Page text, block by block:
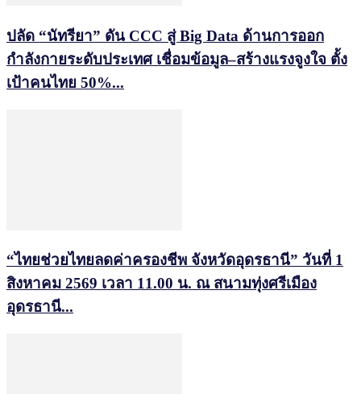
ปลัด “นัทรียา” ดัน CCC สู่ Big Data ด้านการออก
กำลังกายระดับประเทศ เชื่อมข้อมูล–สร้างแรงจูงใจ ตั้ง
เป้าคนไทย 50%...
“ไทยช่วยไทยลดค่าครองชีพ จังหวัดอุดรธานี” วันที่ 1
สิงหาคม 2569 เวลา 11.00 น. ณ สนามทุ่งศรีเมือง
อุดรธานี...